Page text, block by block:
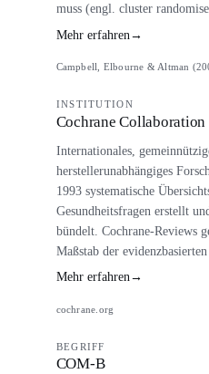
muss (engl. cluster
Mehr erfahren →
Campbell, Elbourne & Altman
INSTITUTION
Cochrane Collaboration
Internationales,
herstellerunabhängiges
1993 systematische
Gesundheitsfragen erstellt
bündelt. Cochrane-Reviews
Maßstab der
Mehr erfahren→
cochrane.org
BEGRIFF
COM-B